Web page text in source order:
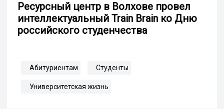
Ресурсный центр в Волхове провел
интеллектуальный Train Brain ко Дню
российского студенчества
Абитуриентам Студенты
Университетская жизнь